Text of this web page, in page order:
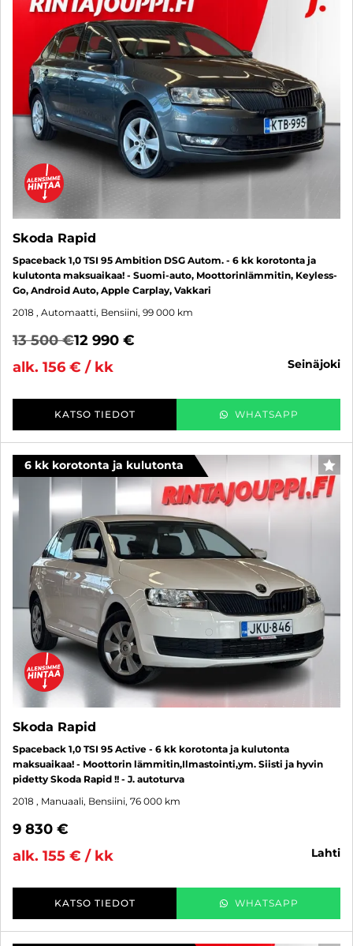
Skoda Rapid
Spaceback 1,0 TSI 95 Ambition DSG Autom. - 6 kk korotonta ja
kulutonta maksuaikaa! - Suomi-auto, Moottorinlämmitin, Keyless-
Go, Android Auto, Apple Carplay, Vakkari
2018 , Automaatti, Bensiini, 99 000 km
13 500 €12 990 €
alk. 156 € / kk
seinäjoki
KATSO TIEDOT WHATSAPP
6 kk korotonta ja kulutonta
Skoda Rapid
Spaceback 1,0 TSI 95 Active - 6 kk korotonta ja kulutonta
maksuaikaa! - Moottorin lämmitin,Ilmastointi,ym. Siisti ja hyvin
pidetty Skoda Rapid !! - J. autoturva
2018 , Manuaali, Bensiini, 76 000 km
9 830 €
alk. 155 € / kk
lahti
KATSO TIEDOT WHATSAPP